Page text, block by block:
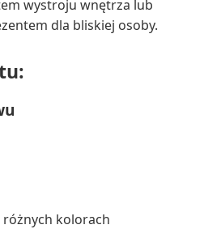
wystroju wnętrza lub
dla bliskiej osoby.
różnych kolorach